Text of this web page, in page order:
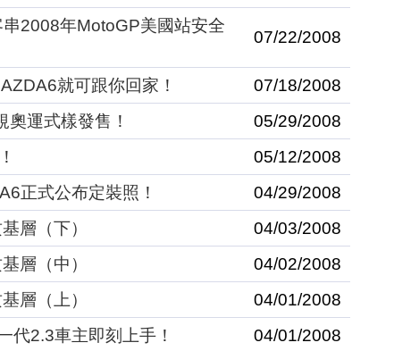
2008年MotoGP美國站安全
07/22/2008
就可跟你回家！
07/18/2008
運式樣發售！
05/29/2008
05/12/2008
正式公布定裝照！
04/29/2008
層（下）
04/03/2008
層（中）
04/02/2008
層（上）
04/01/2008
代2.3車主即刻上手！
04/01/2008